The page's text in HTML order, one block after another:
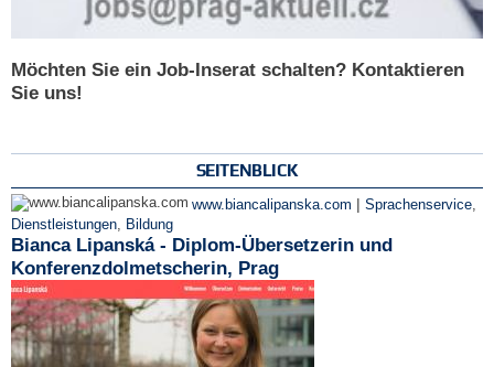
Möchten Sie ein Job-Inserat schalten? Kontaktieren
Sie uns!
SEITENBLICK
www.biancalipanska.com | Sprachenservice
Dienstleistungen
Bildung
Bianca Lipanská - Diplom-Übersetzerin und
Konferenzdolmetscherin, Prag